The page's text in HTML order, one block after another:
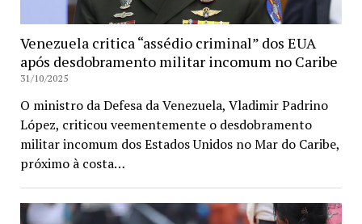
Venezuela critica “assédio criminal” dos EUA
após desdobramento militar incomum no Caribe
31/10/2025
O ministro da Defesa da Venezuela, Vladimir Padrino
López, criticou veementemente o desdobramento
militar incomum dos Estados Unidos no Mar do Caribe,
próximo à costa…